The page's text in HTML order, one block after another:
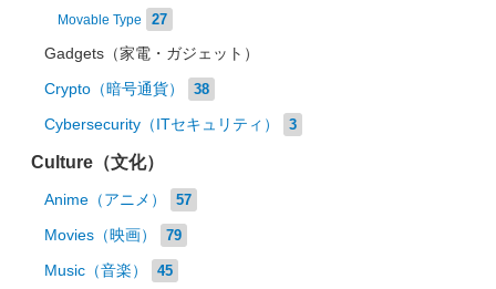
Movable Type 27
Gadgets（家電・ガジェット）
Crypto（暗号通貨） 38
Cybersecurity（ITセキュリティ） 3
Culture（文化）
Anime（アニメ） 57
Movies（映画） 79
Music（音楽） 45